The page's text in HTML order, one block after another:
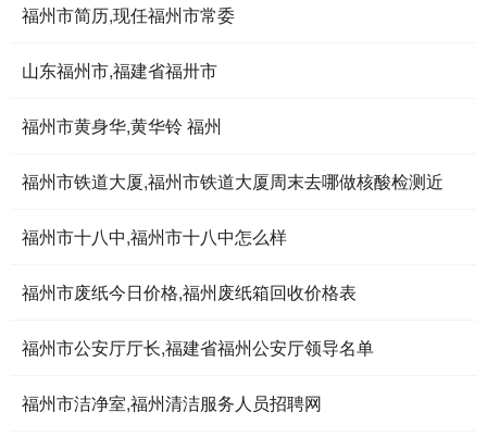
福州市简历,现任福州市常委
山东福州市,福建省福卅市
福州市黄身华,黄华铃 福州
福州市铁道大厦,福州市铁道大厦周末去哪做核酸检测近
福州市十八中,福州市十八中怎么样
福州市废纸今日价格,福州废纸箱回收价格表
福州市公安厅厅长,福建省福州公安厅领导名单
福州市洁净室,福州清洁服务人员招聘网